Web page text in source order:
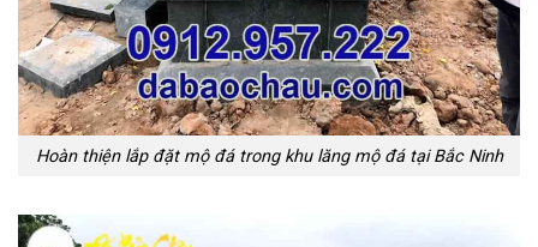
Hoàn thiện lắp đặt mộ đá trong khu lăng mộ đá tại Bắc Ninh